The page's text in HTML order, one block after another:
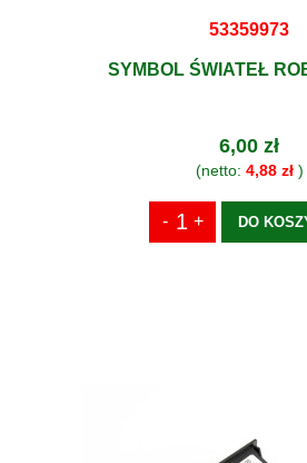
53359973
SYMBOL ŚWIATEŁ
6,00 zł
(netto: 4,88 zł)
DO